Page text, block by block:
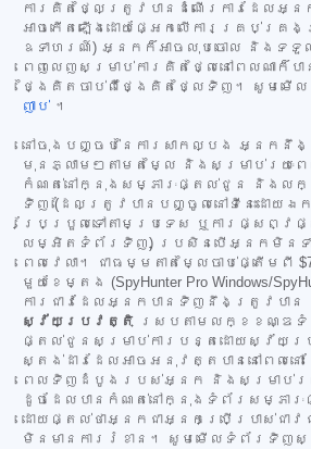
ការគិតថ្លៃត្រូវបានដំណើរការដែលអ្
អាចកើតឡើងដោយផ្អែកលើការគ្រប់គ្រ
ឧទាហរណ៍) អ្នកក៏អាចលុបចោល និងទទួ
ពេញលេញសម្រាប់ការគិតថ្លៃនៅពេលណាក៏ប
ថ្ងៃគិតចាប់ពីថ្ងៃគិតថ្លៃទិញ។ សូមមើល
ញាប់ ។
នៅចុងបញ្ចប់នៃការសាកល្បង អ្នកនឹង
មុនភ្លាមៗតាមតម្លៃ និងសម្រាប់រយៈពេ
កំណត់នៅក្នុងសម្ភារៈផ្តល់ជូន និងលក្
ទិញ (ដែលត្រូវបានបញ្ចូលនៅទីនេះដោយឯក
ប្រែប្រួលទៅតាមប្រទេស ឬការផ្សព្វ
លម្អិតទំព័រទិញ) ប្រសិនបើអ្នកមិនទា
ពេលវេលា។ ជាធម្មតាតម្លៃចាប់ផ្តើមពី
មួយខែម្តង (SpyHunter Pro Windows/
ការជាវដែលអ្នកបានទិញនឹងត្រូវបាន
ស្វ័យប្រវត្តិ ស្របតាមលក្ខខណ្ឌទំព័
ផ្តល់ជូនសម្រាប់ការបន្តដោយស្វ័យប្រ
ស្តង់ដារដែលអាចអនុវត្តបាននៅពេលនោះ
ពេលទិញដំបូងរបស់អ្នក និងសម្រាប់រយ
ដូចដែលបានកំណត់នៅក្នុងទំព័រសម្ភារ
ដោយផ្តល់ថាអ្នកជាអ្នកប្រើប្រាស់ជា
មិនមានការរំខាន។ សូមមើលទំព័រទិញស